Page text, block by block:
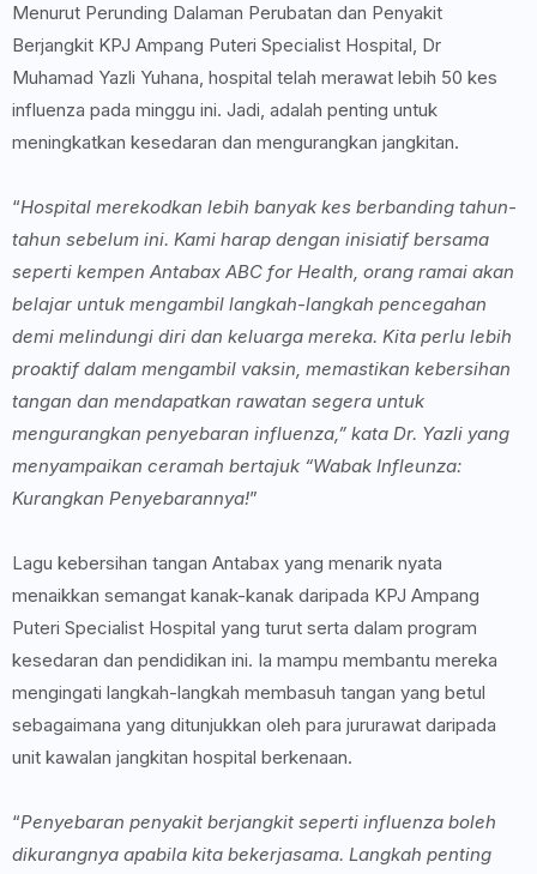
Menurut Perunding Dalaman Perubatan dan Penyakit
Berjangkit KPJ Ampang Puteri Specialist Hospital, Dr
Muhamad Yazli Yuhana, hospital telah merawat lebih 50 kes
influenza pada minggu ini. Jadi, adalah penting untuk
meningkatkan kesedaran dan mengurangkan jangkitan.
“Hospital merekodkan lebih banyak kes berbanding tahun-
tahun sebelum ini. Kami harap dengan inisiatif bersama
seperti kempen Antabax ABC for Health, orang ramai akan
belajar untuk mengambil langkah-langkah pencegahan
demi melindungi diri dan keluarga mereka. Kita perlu lebih
proaktif dalam mengambil vaksin, memastikan kebersihan
tangan dan mendapatkan rawatan segera untuk
mengurangkan penyebaran influenza,” kata Dr. Yazli yang
menyampaikan ceramah bertajuk “Wabak Infleunza:
Kurangkan Penyebarannya!”
Lagu kebersihan tangan Antabax yang menarik nyata
menaikkan semangat kanak-kanak daripada KPJ Ampang
Puteri Specialist Hospital yang turut serta dalam program
kesedaran dan pendidikan ini. Ia mampu membantu mereka
mengingati langkah-langkah membasuh tangan yang betul
sebagaimana yang ditunjukkan oleh para jururawat daripada
unit kawalan jangkitan hospital berkenaan.
“Penyebaran penyakit berjangkit seperti influenza boleh
dikurangnya apabila kita bekerjasama. Langkah penting